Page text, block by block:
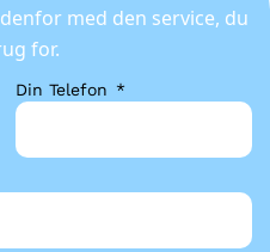
med den service, du
for.
Din Telefon